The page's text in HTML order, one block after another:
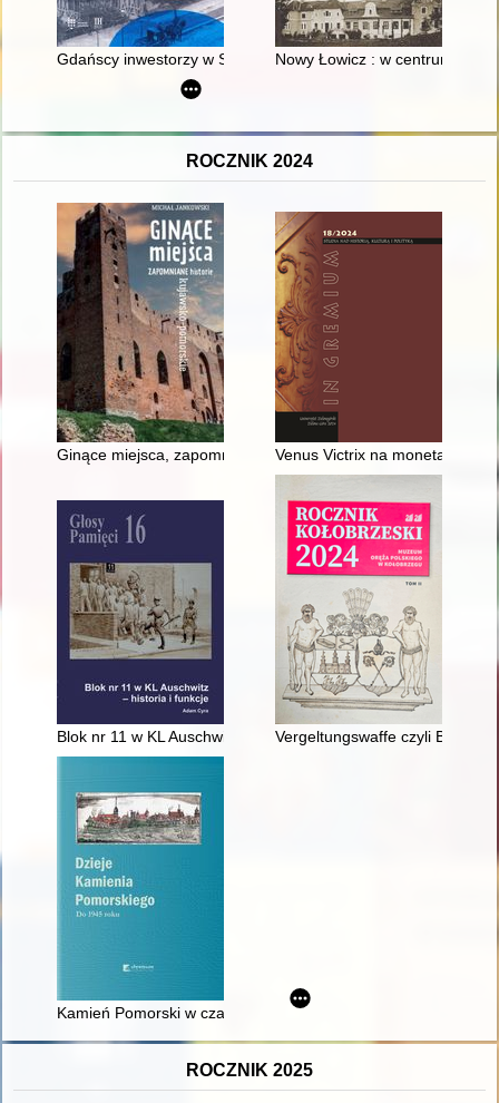
Gdańscy inwestorzy w Sopocie : prestiż finansowy i
Nowy Łowicz : w centrum
ROCZNIK 2024
Ginące miejsca, zapomniane historie kujawsko-pomorskie
Venus Victrix na monetach
Blok nr 11 w KL Auschwitz : historia i funkcjeVergeltungswaffe czyli Broń
Kamień Pomorski w czasach nowożytnych (ok. 1523-1806)
ROCZNIK 2025